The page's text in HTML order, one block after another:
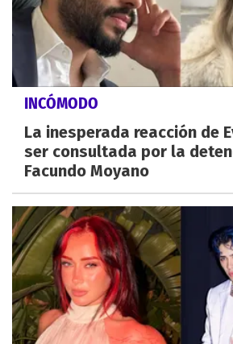
INCÓMODO
La inesperada reacción de
ser consultada por la
Facundo Moyano